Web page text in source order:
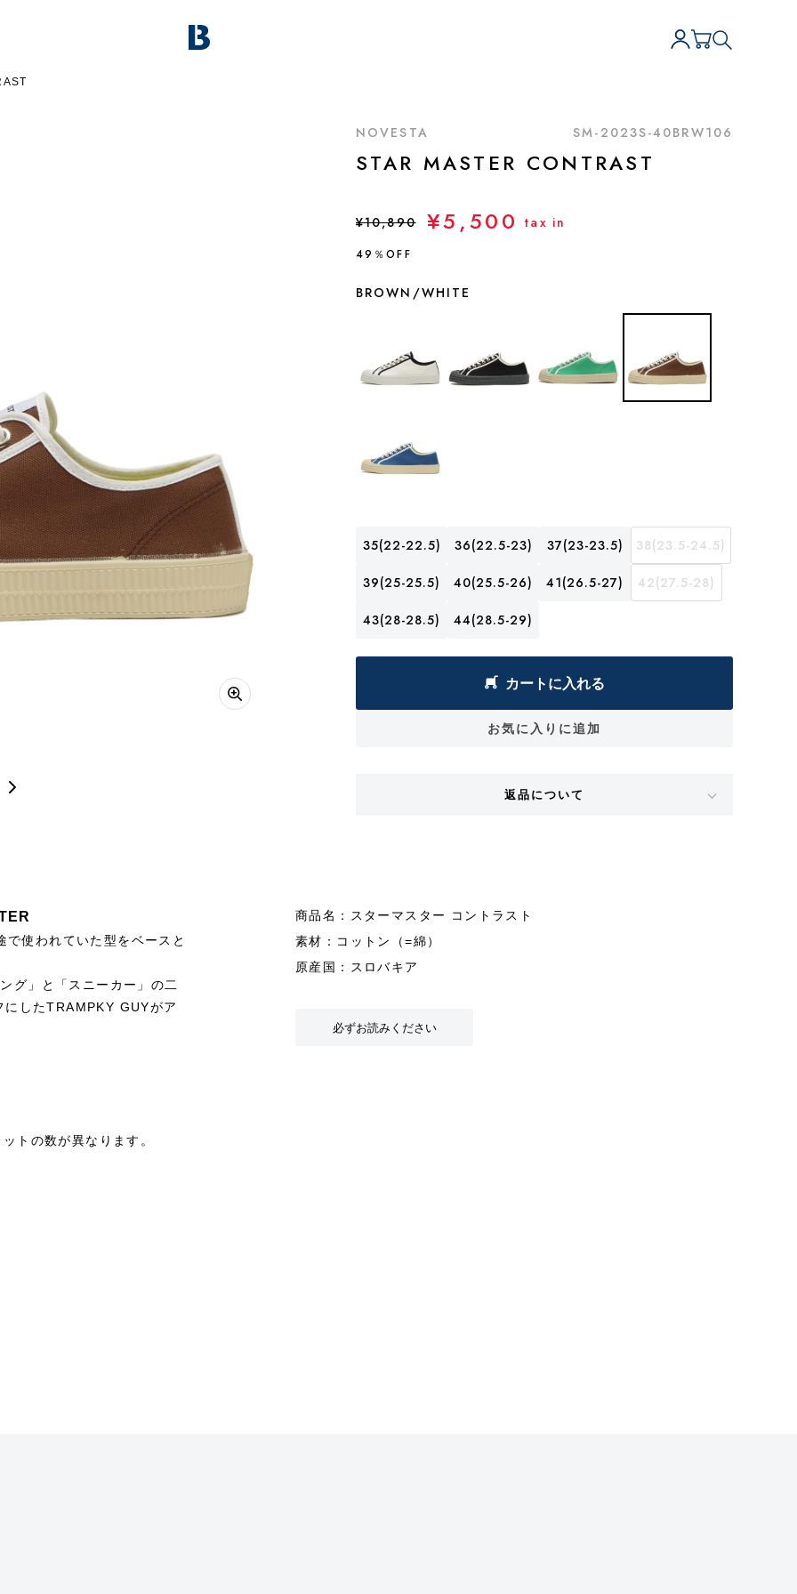
NOVESTA SM-2023S-40BRW106
STAR MASTER CONTRAST
¥10,890 ¥5,500 tax in
49％OFF
BROWN/WHITE
35(22-22.5) 36(22.5-23) 37(23-23.5) 38(23.5-24.5)
39(25-25.5) 40(25.5-26) 41(26.5-27) 42(27.5-28)
43(28-28.5) 44(28.5-29)
カートに入れる
お気に入りに追加
返品について
使われていた型をベースと
グ」と「スニーカー」の二
したTRAMPKY GUYがア
トの数が異なります。
商品名：スターマスター コントラスト
素材：コットン（=綿）
原産国：スロバキア
必ずお読みください